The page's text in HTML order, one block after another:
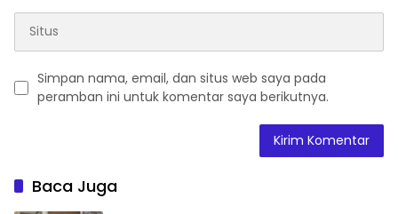
Simpan nama, email, dan situs web saya pada
peramban ini untuk komentar saya berikutnya.
Baca Juga